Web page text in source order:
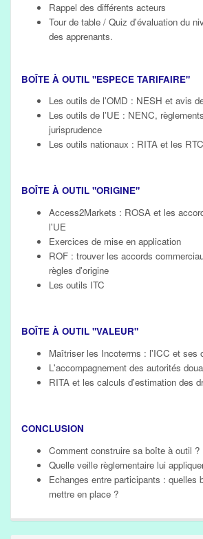
Rappel des différents acteurs
Tour de table / Quiz d'évaluation du
des apprenants.
BOÎTE À OUTIL "ESPECE TARIFAIRE"
Les outils de l'OMD : NESH et avis
Les outils de l'UE : NENC,
jurisprudence
Les outils nationaux : RITA et les RTC
BOÎTE À OUTIL "ORIGINE"
Access2Markets : ROSA et les
l'UE
Exercices de mise en application
ROF : trouver les accords
règles d'origine
Les outils ITC
BOÎTE À OUTIL "VALEUR"
Maîtriser les Incoterms : l'ICC et ses
L'accompagnement des autorités
RITA et les calculs d'estimation des
CONCLUSION
Comment construire sa boîte à outil ?
Quelle veille règlementaire lui
Echanges entre participants : quelles
mettre en place ?